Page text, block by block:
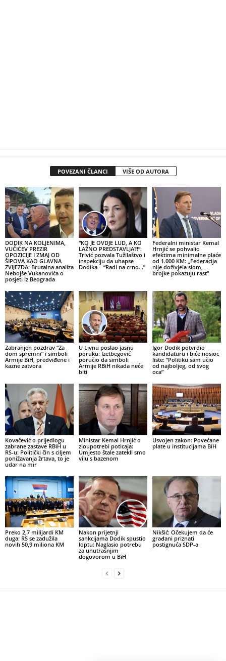
POVEZANI ČLANCI VIŠE OD AUTORA
DODIK NA KOLJENIMA,
VUČIĆEV PREZIR
OPOZICIJE I ZMAJ OD
ŠIPOVA KAO GLAVNA
ZVIJEZDA: Brutalna analiza
Nebojše Vukanovića o
posjeti iz Beograda
“KO JE OVDJE LUD, A KO
LAŽNO PREDSTAVLJA?!”:
Trivić pozvala Tužilaštvo i
inspekciju da uhapse
Dodika – “Radi na crno…”
Federalni ministar Kemal
Hrnjić se pohvalio
efektima minimalne plaće
od 1.000 KM: „Federacija
nije doživjela slom,
brojke pokazuju rast“
Zabranjen pozdrav “Za
dom spremni” i simboli
Armije BiH, predviđene i
kazne zatvora
U Livnu poslao jasnu
poruku: Izetbegović
poručio da simboli
Armije RBiH nikada neće
biti
Igor Dodik potvrdio
kandidaturu i biće nosioc
liste: “Politiku sam učio
od najboljeg, od svog
oca”
Kovačević o prijedlogu
zabrane zastave RBiH u
RS-u: Politički čin s ciljem
ponižavanja žrtava, to je
udar na mir
Ministar Kemal Hrnjić o
zloupotrebi poticaja:
Umjesto štale zatekli smo
vilu s bazenom
Usvojen zakon: Povećane
plate u institucijama BiH
Preko 2,7 milijardi KM
duga: RS se zadužila
novih 50,9 miliona KM
Nakon prijetnji
sankcijama Dodik spustio
loptu: Naglasio potrebu
za unutrašnjim
dogovorom u BiH
Nikšić: Očekujem da će
građani priznati
postignuća SDP-a